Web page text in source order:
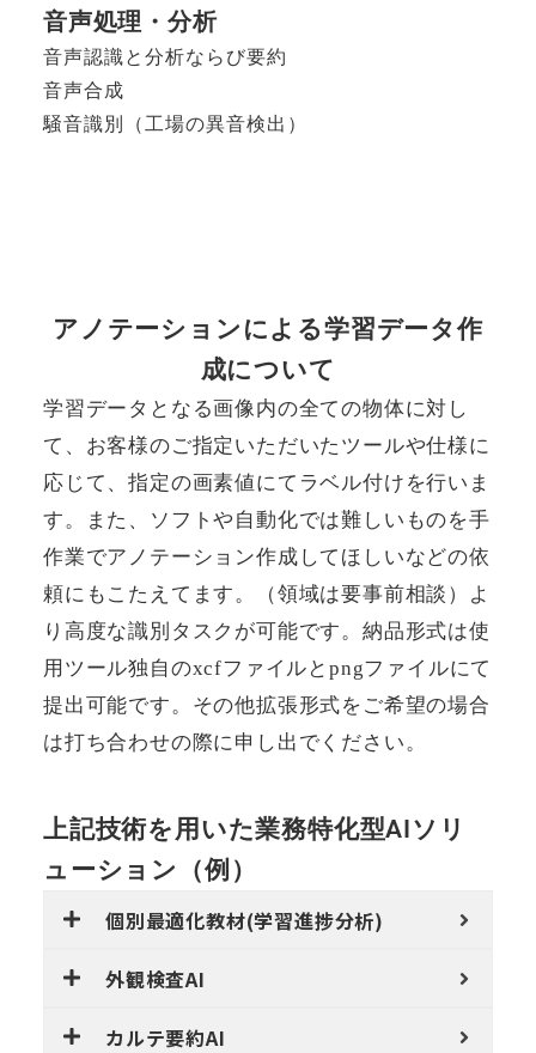
音声処理・分析
音声認識と分析ならび要約
音声合成
騒音識別（工場の異音検出）
アノテーションによる学習データ作
成について
学習データとなる画像内の全ての物体に対し
て、お客様のご指定いただいたツールや仕様に
応じて、指定の画素値にてラベル付けを行いま
す。また、ソフトや自動化では難しいものを手
作業でアノテーション作成してほしいなどの依
頼にもこたえてます。（領域は要事前相談）よ
り高度な識別タスクが可能です。納品形式は使
用ツール独自のxcfファイルとpngファイルにて
提出可能です。その他拡張形式をご希望の場合
は打ち合わせの際に申し出でください。
上記技術を用いた業務特化型AIソリ
ューション（例）
個別最適化教材(学習進捗分析)
外観検査AI
カルテ要約AI